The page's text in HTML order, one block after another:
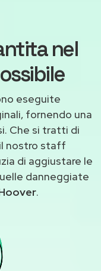
nel
eseguite
fornendo una
Che si tratti di
nostro staff
di aggiustare le
danneggiate
.